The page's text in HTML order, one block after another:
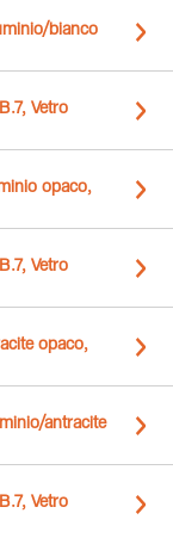
bianco
Vetro
opaco,
Vetro
opaco,
antracite
Vetro